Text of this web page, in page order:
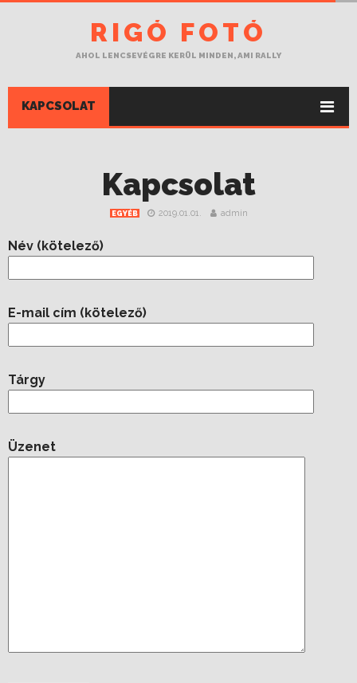
RIGÓ FOTÓ
AHOL LENCSEVÉGRE KERÜL MINDEN, AMI RALLY
KAPCSOLAT
Kapcsolat
EGYÉB 2019.01.01. admin
Név (kötelező)
E-mail cím (kötelező)
Tárgy
Üzenet